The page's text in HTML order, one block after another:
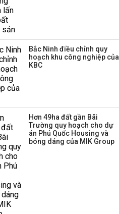
Bắc Ninh điều chỉnh quy
hoạch khu công nghiệp của
KBC
Hơn 49ha đất gần Bãi
Trường quy hoạch cho dự
án Phú Quốc Housing và
bóng dáng của MIK Group